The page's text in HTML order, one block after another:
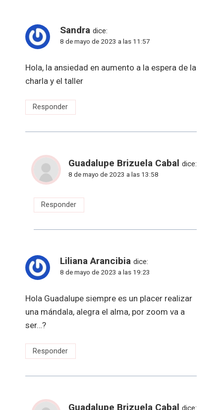
Sandra dice:
8 de mayo de 2023 a las 11:57
Hola, la ansiedad en aumento a la espera de la
charla y el taller
Responder
Guadalupe Brizuela Cabal dice:
8 de mayo de 2023 a las 13:58
Responder
Liliana Arancibia dice:
8 de mayo de 2023 a las 19:23
Hola Guadalupe siempre es un placer realizar
una mándala, alegra el alma, por zoom va a
ser…?
Responder
Guadalupe Brizuela Cabal dice: